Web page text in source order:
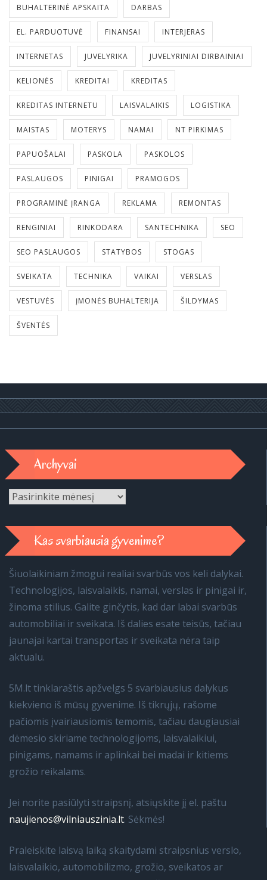
BUHALTERINĖ APSKAITA DARBAS
EL. PARDUOTUVĖ FINANSAI INTERJERAS
INTERNETAS JUVELYRIKA JUVELYRINIAI DIRBAINIAI
KELIONĖS KREDITAI KREDITAS
KREDITAS INTERNETU LAISVALAIKIS LOGISTIKA
MAISTAS MOTERYS NAMAI NT PIRKIMAS
PAPUOŠALAI PASKOLA PASKOLOS
PASLAUGOS PINIGAI PRAMOGOS
PROGRAMINĖ ĮRANGA REKLAMA REMONTAS
RENGINIAI RINKODARA SANTECHNIKA SEO
SEO PASLAUGOS STATYBOS STOGAS
SVEIKATA TECHNIKA VAIKAI VERSLAS
VESTUVĖS ĮMONĖS BUHALTERIJA ŠILDYMAS
ŠVENTĖS
Archyvai
Archyvai
Kas svarbiausia gyvenime?
Šiuolaikiniam žmogui realiai svarbūs vos keli dalykai.
Technologijos, laisvalaikis, namai, verslas ir pinigai ir,
žinoma stilius. Galite ginčytis, kad dar labai svarbūs
automobiliai ir sveikata. Iš dalies esate teisūs, tačiau
jaunajai kartai transportas ir sveikata nėra taip
aktualu.
5M.lt tinklaraštis apžvelgs 5 svarbiausius dalykus
kiekvieno iš mūsų gyvenime. Iš tikrųjų, rašome
pačiomis įvairiausiomis temomis, tačiau daugiausiai
dėmesio skiriame technologijoms, laisvalaikiui,
pinigams, namams ir aplinkai bei madai ir kitiems
grožio reikalams.
Jei norite pasiūlyti straipsnį, atsiųskite jį el. paštu
naujienos@vilniauszinia.lt. Sėkmės!
Praleiskite laisvą laiką skaitydami straipsnius verslo,
laisvalaikio, automobilizmo, grožio, sveikatos ar